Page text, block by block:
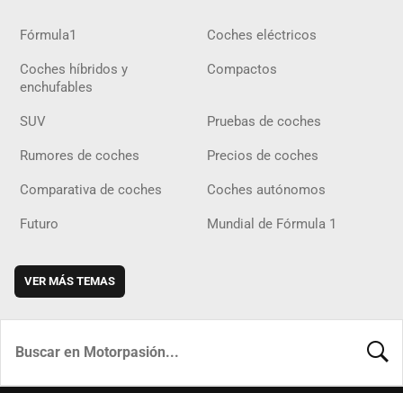
Fórmula1 Coches eléctricos
Coches híbridos y
enchufables
Compactos
SUV Pruebas de coches
Rumores de coches Precios de coches
Comparativa de coches Coches autónomos
Futuro Mundial de Fórmula 1
VER MÁS TEMAS